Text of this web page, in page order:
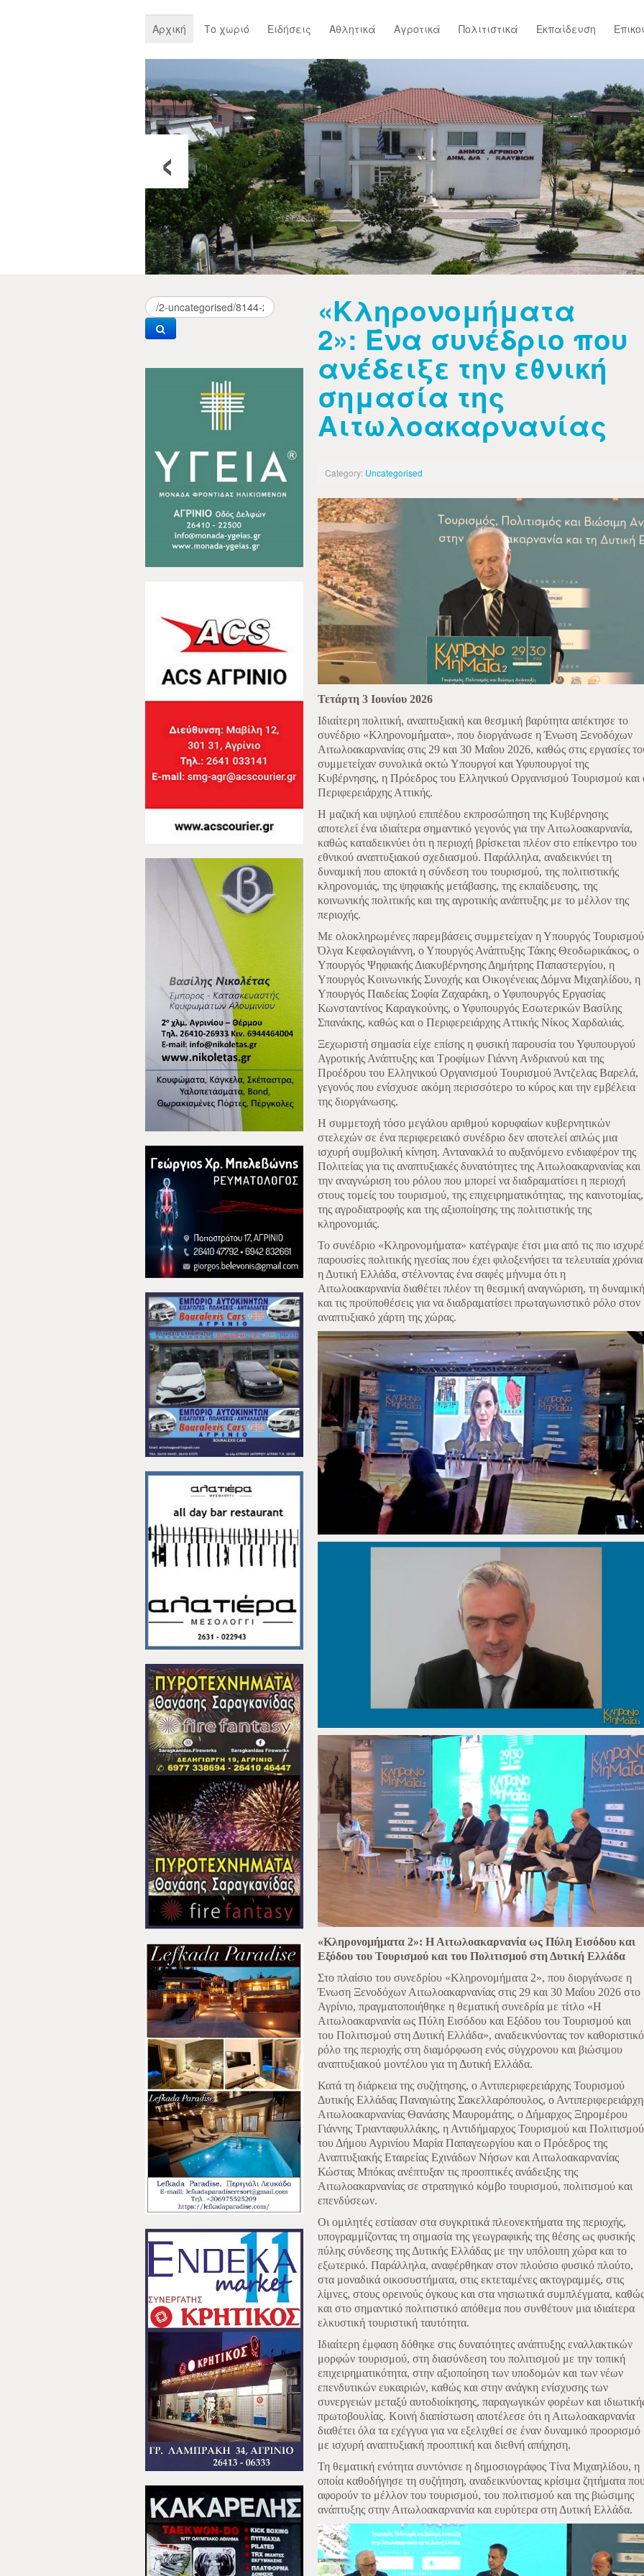
Αρχική Το χωριό Ειδήσεις Αθλητικά Αγροτικά Πολιτιστικά Εκπαίδευση
‹
«Κληρονομήματα
2»: Ένα συνέδριο που
ανέδειξε την εθνική
σημασία της
Αιτωλοακαρνανίας
Category: Uncategorised
Τετάρτη 3 Ιουνίου 2026
Ιδιαίτερη πολιτική, αναπτυξιακή και θεσμική βαρύτητα απέκτησε το
συνέδριο «Κληρονομήματα», που διοργάνωσε η Ένωση Ξενοδόχων
Αιτωλοακαρνανίας στις 29 και 30 Μαΐου 2026, καθώς στις εργασίες
συμμετείχαν συνολικά οκτώ Υπουργοί και Υφυπουργοί της
Κυβέρνησης, η Πρόεδρος του Ελληνικού Οργανισμού Τουρισμού και
Περιφερειάρχης Αττικής.
Η μαζική και υψηλού επιπέδου εκπροσώπηση της Κυβέρνησης
αποτελεί ένα ιδιαίτερα σημαντικό γεγονός για την Αιτωλοακαρνανία,
καθώς καταδεικνύει ότι η περιοχή βρίσκεται πλέον στο επίκεντρο του
εθνικού αναπτυξιακού σχεδιασμού. Παράλληλα, αναδεικνύει τη
δυναμική που αποκτά η σύνδεση του τουρισμού, της πολιτιστικής
κληρονομιάς, της ψηφιακής μετάβασης, της εκπαίδευσης, της
κοινωνικής πολιτικής και της αγροτικής ανάπτυξης με το μέλλον της
περιοχής.
Με ολοκληρωμένες παρεμβάσεις συμμετείχαν η Υπουργός Τουρισμού
Όλγα Κεφαλογιάννη, ο Υπουργός Ανάπτυξης Τάκης Θεοδωρικάκος, ο
Υπουργός Ψηφιακής Διακυβέρνησης Δημήτρης Παπαστεργίου, η
Υπουργός Κοινωνικής Συνοχής και Οικογένειας Δόμνα Μιχαηλίδου, η
Υπουργός Παιδείας Σοφία Ζαχαράκη, ο Υφυπουργός Εργασίας
Κωνσταντίνος Καραγκούνης, ο Υφυπουργός Εσωτερικών Βασίλης
Σπανάκης, καθώς και ο Περιφερειάρχης Αττικής Νίκος Χαρδαλιάς.
Ξεχωριστή σημασία είχε επίσης η φυσική παρουσία του Υφυπουργού
Αγροτικής Ανάπτυξης και Τροφίμων Γιάννη Ανδριανού και της
Προέδρου του Ελληνικού Οργανισμού Τουρισμού Άντζελας Βαρελά,
γεγονός που ενίσχυσε ακόμη περισσότερο το κύρος και την εμβέλεια
της διοργάνωσης.
Η συμμετοχή τόσο μεγάλου αριθμού κορυφαίων κυβερνητικών
στελεχών σε ένα περιφερειακό συνέδριο δεν αποτελεί απλώς μια
ισχυρή συμβολική κίνηση. Αντανακλά το αυξανόμενο ενδιαφέρον της
Πολιτείας για τις αναπτυξιακές δυνατότητες της Αιτωλοακαρνανίας και
την αναγνώριση του ρόλου που μπορεί να διαδραματίσει η περιοχή
στους τομείς του τουρισμού, της επιχειρηματικότητας, της καινοτομίας,
της αγροδιατροφής και της αξιοποίησης της πολιτιστικής της
κληρονομιάς.
Το συνέδριο «Κληρονομήματα» κατέγραψε έτσι μια από τις πιο
παρουσίες πολιτικής ηγεσίας που έχει φιλοξενήσει τα τελευταία χρόνια
η Δυτική Ελλάδα, στέλνοντας ένα σαφές μήνυμα ότι η
Αιτωλοακαρνανία διαθέτει πλέον τη θεσμική αναγνώριση, τη δυναμική
και τις προϋποθέσεις για να διαδραματίσει πρωταγωνιστικό ρόλο στον
αναπτυξιακό χάρτη της χώρας.
«Κληρονομήματα 2»: Η Αιτωλοακαρνανία ως Πύλη Εισόδου και
Εξόδου του Τουρισμού και του Πολιτισμού στη Δυτική Ελλάδα
Στο πλαίσιο του συνεδρίου «Κληρονομήματα 2», που διοργάνωσε η
Ένωση Ξενοδόχων Αιτωλοακαρνανίας στις 29 και 30 Μαΐου 2026 στο
Αγρίνιο, πραγματοποιήθηκε η θεματική συνεδρία με τίτλο «Η
Αιτωλοακαρνανία ως Πύλη Εισόδου και Εξόδου του Τουρισμού και
του Πολιτισμού στη Δυτική Ελλάδα», αναδεικνύοντας τον καθοριστικό
ρόλο της περιοχής στη διαμόρφωση ενός σύγχρονου και βιώσιμου
αναπτυξιακού μοντέλου για τη Δυτική Ελλάδα.
Κατά τη διάρκεια της συζήτησης, ο Αντιπεριφερειάρχης Τουρισμού
Δυτικής Ελλάδας Παναγιώτης Σακελλαρόπουλος, ο
Αιτωλοακαρνανίας Θανάσης Μαυρομάτης, ο Δήμαρχος Ξηρομέρου
Γιάννης Τριανταφυλλάκης, η Αντιδήμαρχος Τουρισμού και Πολιτισμού
του Δήμου Αγρινίου Μαρία Παπαγεωργίου και ο Πρόεδρος της
Αναπτυξιακής Εταιρείας Εχινάδων Νήσων και Αιτωλοακαρνανίας
Κώστας Μπόκας ανέπτυξαν τις προοπτικές ανάδειξης της
Αιτωλοακαρνανίας σε στρατηγικό κόμβο τουρισμού, πολιτισμού και
επενδύσεων.
Οι ομιλητές εστίασαν στα συγκριτικά πλεονεκτήματα της περιοχής,
υπογραμμίζοντας τη σημασία της γεωγραφικής της θέσης ως φυσικής
πύλης σύνδεσης της Δυτικής Ελλάδας με την υπόλοιπη χώρα και το
εξωτερικό. Παράλληλα, αναφέρθηκαν στον πλούσιο φυσικό πλούτο,
στα μοναδικά οικοσυστήματα, στις εκτεταμένες ακτογραμμές, στις
λίμνες, στους ορεινούς όγκους και στα νησιωτικά συμπλέγματα, καθώς
και στο σημαντικό πολιτιστικό απόθεμα που συνθέτουν μια ιδιαίτερα
ελκυστική τουριστική ταυτότητα.
Ιδιαίτερη έμφαση δόθηκε στις δυνατότητες ανάπτυξης εναλλακτικών
μορφών τουρισμού, στη διασύνδεση του πολιτισμού με την τοπική
επιχειρηματικότητα, στην αξιοποίηση των υποδομών και των νέων
επενδυτικών ευκαιριών, καθώς και στην ανάγκη ενίσχυσης των
συνεργειών μεταξύ αυτοδιοίκησης, παραγωγικών φορέων και
πρωτοβουλίας. Κοινή διαπίστωση αποτέλεσε ότι η Αιτωλοακαρνανία
διαθέτει όλα τα εχέγγυα για να εξελιχθεί σε έναν δυναμικό προορισμό
με ισχυρή αναπτυξιακή προοπτική και διεθνή απήχηση.
Τη θεματική ενότητα συντόνισε η δημοσιογράφος Τίνα Μιχαηλίδου, η
οποία καθοδήγησε τη συζήτηση, αναδεικνύοντας κρίσιμα ζητήματα
αφορούν το μέλλον του τουρισμού, του πολιτισμού και της βιώσιμης
ανάπτυξης στην Αιτωλοακαρνανία και ευρύτερα στη Δυτική Ελλάδα.